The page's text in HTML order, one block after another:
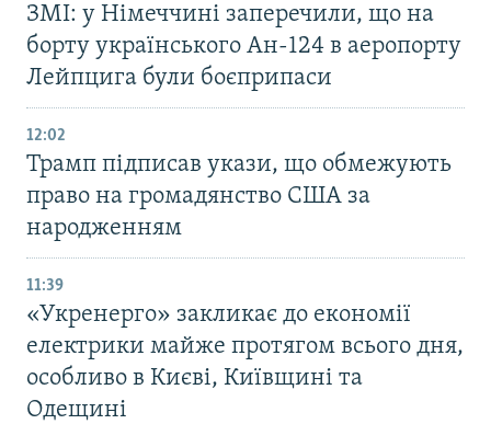
ЗМІ: у Німеччині заперечили, що на
борту українського Ан-124 в аеропорту
Лейпцига були боєприпаси
12:02
Трамп підписав укази, що обмежують
право на громадянство США за
народженням
11:39
«Укренерго» закликає до економії
електрики майже протягом всього дня,
особливо в Києві, Київщині та
Одещині